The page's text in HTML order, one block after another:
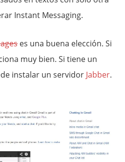
Instant Messaging.
es una buena elección. Si
muy bien. Si tiene un
instalar un servidor Jabber.